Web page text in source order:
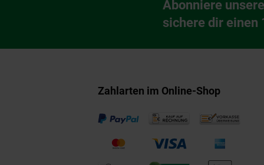
Newsletter
Abonniere
sichere dir einen
Zahlarten im Online-Shop